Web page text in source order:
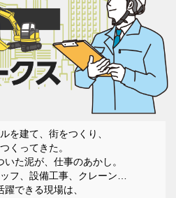
を建て、街をつくり、
くってきた。
た泥が、仕事のあかし。
フ、設備工事、クレーン…
躍できる現場は、